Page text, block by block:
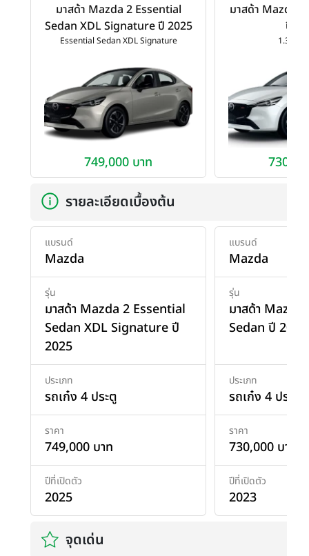
มาสด้า Mazda 2 Essential
Sedan XDL Signature ปี 2025
Essential Sedan XDL Signature
749,000 บาท
มาสด้า Mazda
ปี
1.3 SP
รายละเอียดเบื้องต้น
แบรนด์
Mazda
รุ่น
มาสด้า Mazda 2 Essential
Sedan XDL Signature ปี
2025
ประเภท
รถเก๋ง 4 ประตู
ราคา
749,000 บาท
ปีที่เปิดตัว
2025
แบรนด์
Mazda
รุ่น
มาสด้า Mazda
Sedan ปี 2023
ประเภท
รถเก๋ง 4 ประตู
ราคา
730,000 บาท
ปีที่เปิดตัว
2023
จุดเด่น